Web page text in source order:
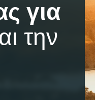
για
την